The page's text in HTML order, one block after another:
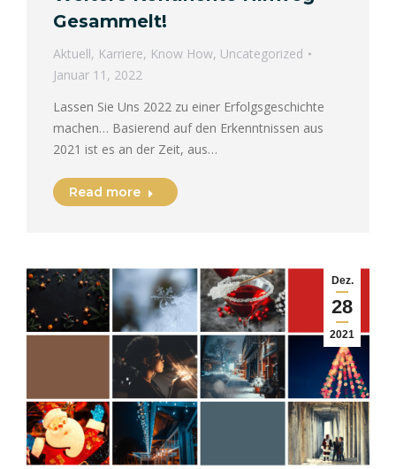
Gesammelt!
Aktuell, Karriere, Know How, Uncategorized
Januar 11, 2022
Lassen Sie Uns 2022 zu einer Erfolgsgeschichte
machen… Basierend auf den Erkenntnissen aus
2021 ist es an der Zeit, aus…
Read more
Dez.
28
2021